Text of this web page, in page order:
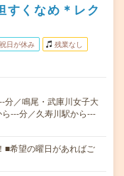
すくなめ＊レク
日が休み 残業なし
分／鳴尾・武庫川女子大
---分／久寿川駅から---
■希望の曜日があればご